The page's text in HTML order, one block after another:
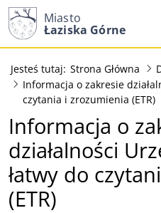
Miasto
Łaziska Górne
Jesteś tutaj: Strona Główna
Informacja o zakresie
czytania i zrozumienia (ETR)
Informacja o
działalności
łatwy do
(ETR)